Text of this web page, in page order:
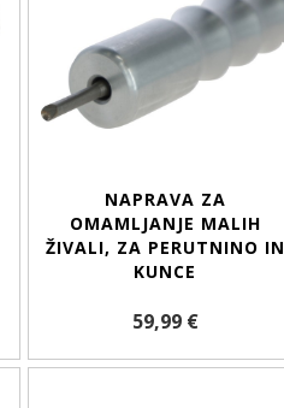
NAPRAVA ZA
OMAMLJANJE MALIH
ŽIVALI, ZA PERUTNINO IN
KUNCE
59,99 €